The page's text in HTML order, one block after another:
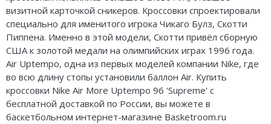
визитной карточкой сникеров. Кроссовки спроектировали
специально для именитого игрока Чикаго Булз, Скотти
Пиппена. Именно в этой модели, Скотти привёл сборную
США к золотой медали на олимпийских играх 1996 года.
Air Uptempo, одна из первых моделей компании Nike, где
во всю длину стопы установили баллон Air. Купить
кроссовки Nike Air More Uptempo 96 'Supreme' с
бесплатной доставкой по России, вы можете в
баскетбольном интернет-магазине Basketroom.ru
Air Jordan 1
Air Jordan 3
Air Jordan 4
Air Jordan 5
Air Jordan 6
adidas Dame
adidas AE
Adidas Yeezy Boost 350 V2